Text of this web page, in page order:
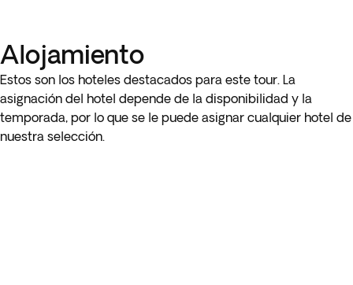
Alojamiento
Estos son los hoteles destacados para este tour. La
asignación del hotel depende de la disponibilidad y la
temporada, por lo que se le puede asignar cualquier hotel de
nuestra selección.